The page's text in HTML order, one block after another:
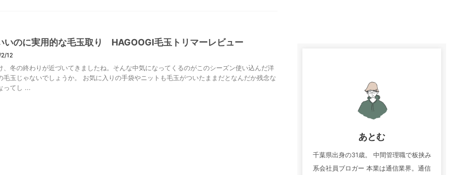
いのに実用的な毛玉取り HAGOOGI毛玉トリマーレビュー
12
、冬の終わりが近づいてきましたね。そんな中気になってくるのがこのシーズン使い込んだ洋
毛玉じゃないでしょうか。 お気に入りの手袋やニットも毛玉がついたままだとなんだか残念な
ってし ...
あとむ
千葉県出身の31歳。 中間管理職で板挟み
系会社員ブロガー 本業は通信業界。通信